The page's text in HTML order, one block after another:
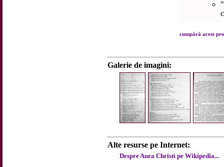
cumpără acest
Galerie de imagini:
Alte resurse pe Internet:
Despre Aura Christi pe Wikipedia...